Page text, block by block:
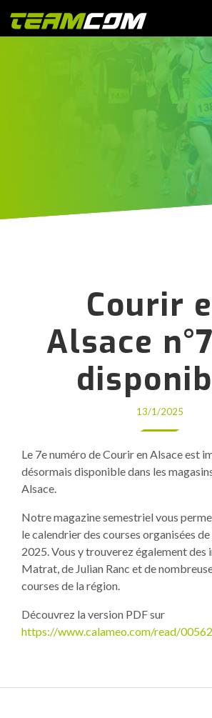
Courir
Alsace
13/1/2025
Le 7e numéro de Courir en Alsace est
désormais disponible dans les
Alsace.
Notre magazine semestriel vous
le calendrier des courses organisées
2025. Vous y trouverez également des
Matrat, de Julian Ranc et de
courses de la région.
Découvrez la version PDF sur
https://www.calameo.com/read/